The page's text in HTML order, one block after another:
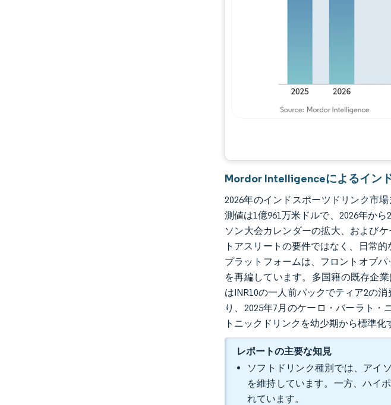
画像 ©
Mordor Intelligenceによるイン
2026年のインドスポーツドリンク市
測値は1億961万米ドルで、2026年か
ソン大会カレンダーの拡大、および
トアスリートの要件ではなく、日常
プラットフォームは、フロントオブ
を再編しています。多国籍の既存企
はINR10の一人前パックでティア2の
り、2025年7月のケーロ・バーラト
トニックドリンクを幼少期から標準
レポートの主要な知見
ソフトドリンク種別では、アイ
を維持しています。一方、ハイ
れています。